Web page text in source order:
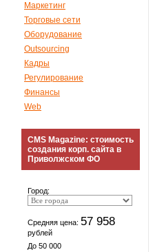
Маркетинг
Торговые сети
Оборудование
Outsourcing
Кадры
Регулирование
Финансы
Web
CMS Magazine: стоимость
создания корп. сайта в
Приволжском ФО
Город:
Средняя цена: 57 958
рублей
До 50 000